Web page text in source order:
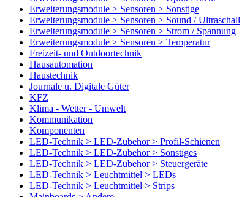
Erweiterungsmodule > Sensoren > Sonstige
Erweiterungsmodule > Sensoren > Sound / Ultraschall
Erweiterungsmodule > Sensoren > Strom / Spannung
Erweiterungsmodule > Sensoren > Temperatur
Freizeit- und Outdoortechnik
Hausautomation
Haustechnik
Journale u. Digitale Güter
KFZ
Klima - Wetter - Umwelt
Kommunikation
Komponenten
LED-Technik > LED-Zubehör > Profil-Schienen
LED-Technik > LED-Zubehör > Sonstiges
LED-Technik > LED-Zubehör > Steuergeräte
LED-Technik > Leuchtmittel > LEDs
LED-Technik > Leuchtmittel > Strips